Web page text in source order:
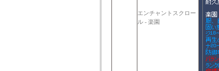
エンチャントスクロー
ル - 楽園